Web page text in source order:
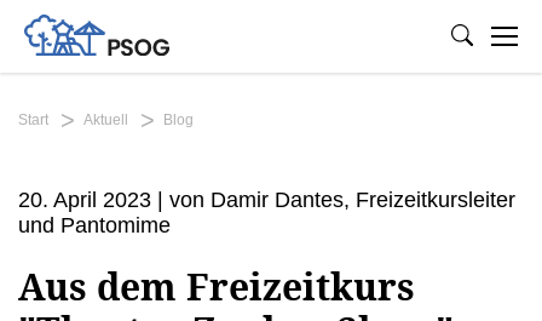
Start Aktuell Blog
20. April 2023 | von Damir Dantes, Freizeitkursleiter
und Pantomime
Aus dem Freizeitkurs